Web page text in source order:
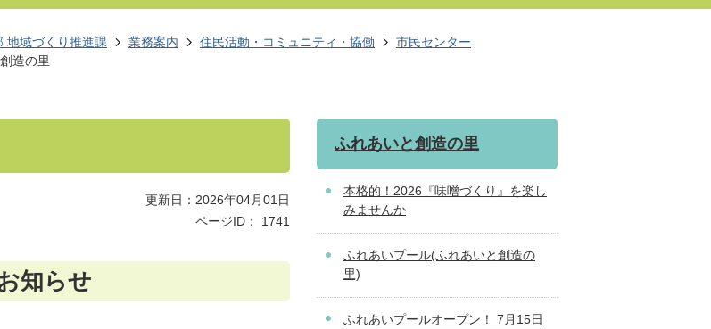
地域づくり推進課 業務案内 住民活動・コミュニティ・協働
市民センター
造の里
更新日：2026年04月01日
ページID：
1741
知らせ
ふれあいと創造の里
本格的！2026『味噌づくり』を楽し
みませんか
ふれあいプール(ふれあいと創造の
里)
ふれあいプールオープン！ 7月15日